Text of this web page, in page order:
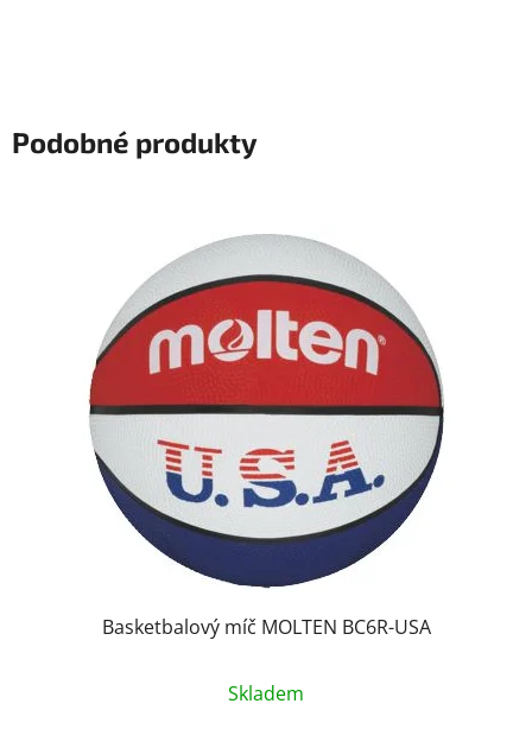
Podobné produkty
Basketbalový míč MOLTEN BC6R-USA
Skladem